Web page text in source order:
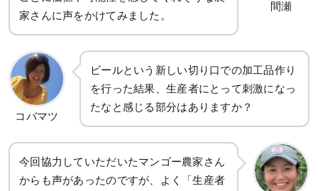
家さんに声をかけてみました。
間瀬
コバマツ
ビールという新しい切り口での加工品作り
を行った結果、生産者にとって刺激になっ
たなと感じる部分はありますか？
今回協力していただいたマンゴー農家さん
からも声があったのですが、よく「生産者